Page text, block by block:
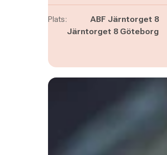
Plats:
ABF Järntorget 8
Järntorget 8 Göteborg